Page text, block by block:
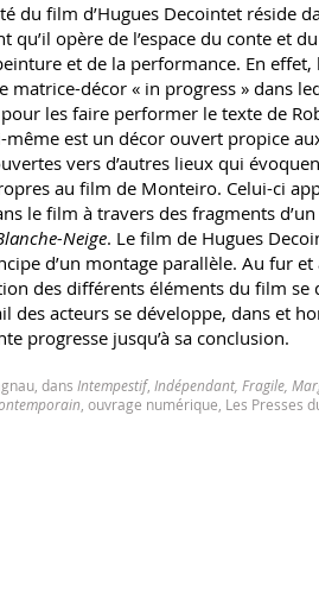
du film d’Hugues Decointet réside
qu’il opère de l’espace du conte et
et de la performance. En effet,
matrice-décor « in progress » dans
les faire performer le texte de
même est un décor ouvert propice
vers d’autres lieux qui
au film de Monteiro. Celui-ci
le film à travers des fragments
Neige. Le film de Hugues
d’un montage parallèle. Au fur
des différents éléments du film se
des acteurs se développe, dans et
progresse jusqu’à sa conclusion.
dans Intempestif, Indépendant, Fragile,
, ouvrage numérique, Les Presses